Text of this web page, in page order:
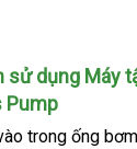
sử dụng Máy
Pump
trong ống